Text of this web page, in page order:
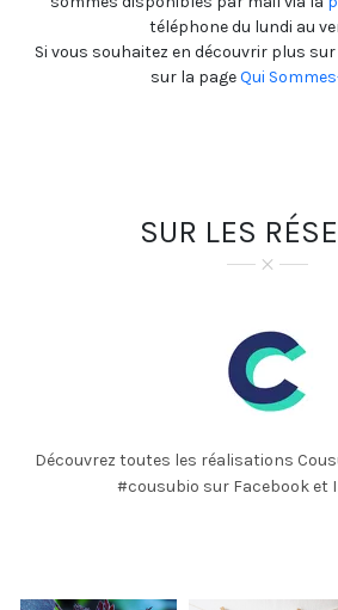
téléphone du lundi au
Si vous souhaitez en découvrir plus sur
sur la pageQui
SUR LES
Découvrez toutes les réalisations
#cousubio sur Facebook et